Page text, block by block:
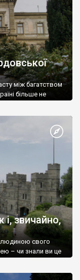
між багатством
більше не
і, звичайно,
людиною свого
– чи знали ви це